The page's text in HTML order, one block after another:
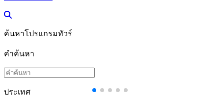
ค้นหาโปรแกรมทัวร์
คำค้นหา
ประเทศ